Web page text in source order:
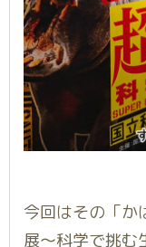
今回はその「か
展〜科学で挑む